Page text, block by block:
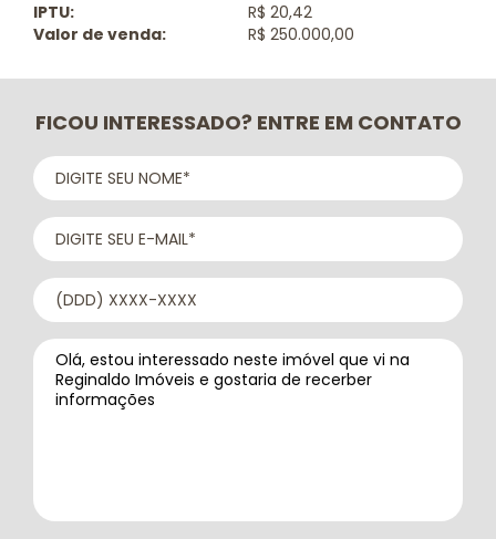
IPTU:
R$ 20,42
Valor de venda:
R$ 250.000,00
FICOU INTERESSADO? ENTRE EM CONTATO